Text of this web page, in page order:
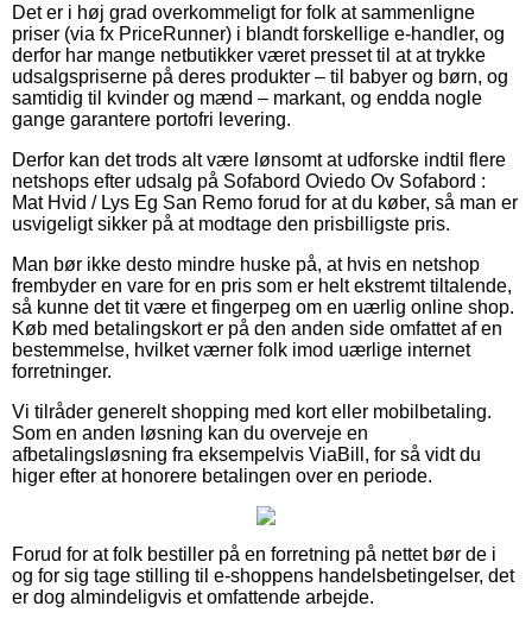
Det er i høj grad overkommeligt for folk at sammenligne
priser (via fx PriceRunner) i blandt forskellige e-handler, og
derfor har mange netbutikker været presset til at at trykke
udsalgspriserne på deres produkter – til babyer og børn, og
samtidig til kvinder og mænd – markant, og endda nogle
gange garantere portofri levering.
Derfor kan det trods alt være lønsomt at udforske indtil flere
netshops efter udsalg på Sofabord Oviedo Ov Sofabord :
Mat Hvid / Lys Eg San Remo forud for at du køber, så man er
usvigeligt sikker på at modtage den prisbilligste pris.
Man bør ikke desto mindre huske på, at hvis en netshop
frembyder en vare for en pris som er helt ekstremt tiltalende,
så kunne det tit være et fingerpeg om en uærlig online shop.
Køb med betalingskort er på den anden side omfattet af en
bestemmelse, hvilket værner folk imod uærlige internet
forretninger.
Vi tilråder generelt shopping med kort eller mobilbetaling.
Som en anden løsning kan du overveje en
afbetalingsløsning fra eksempelvis ViaBill, for så vidt du
higer efter at honorere betalingen over en periode.
Forud for at folk bestiller på en forretning på nettet bør de i
og for sig tage stilling til e-shoppens handelsbetingelser, det
er dog almindeligvis et omfattende arbejde.